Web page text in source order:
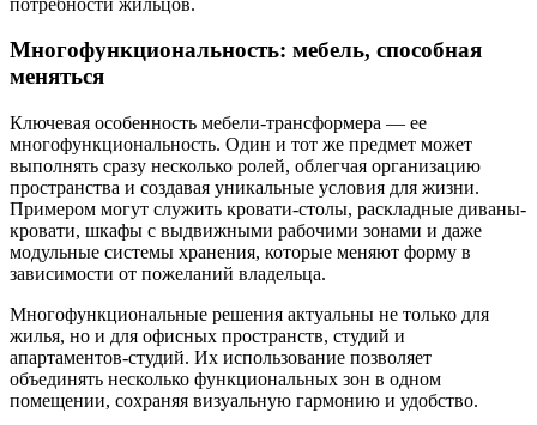
Многофункциональность: мебель, способная
меняться
Ключевая особенность мебели-трансформера — ее
многофункциональность. Один и тот же предмет может
выполнять сразу несколько ролей, облегчая организацию
пространства и создавая уникальные условия для жизни.
Примером могут служить кровати-столы, раскладные диваны-
кровати, шкафы с выдвижными рабочими зонами и даже
модульные системы хранения, которые меняют форму в
зависимости от пожеланий владельца.
Многофункциональные решения актуальны не только для
жилья, но и для офисных пространств, студий и
апартаментов-студий. Их использование позволяет
объединять несколько функциональных зон в одном
помещении, сохраняя визуальную гармонию и удобство.